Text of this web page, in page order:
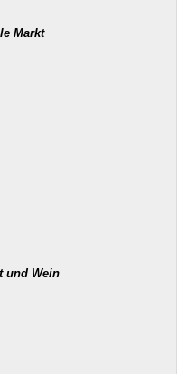
Markt
und Wein